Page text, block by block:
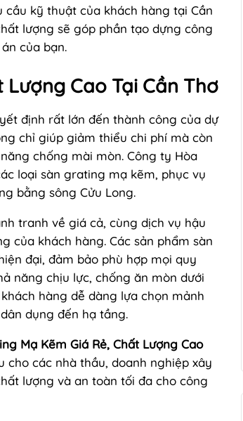
kỹ thuật của khách hàng tại Cần
lượng sẽ góp phần tạo dựng công
của bạn.
Cao Tại Cần Thơ
định rất lớn đến thành công của dự
chỉ giúp giảm thiểu chi phí mà còn
chống mài mòn. Công ty Hòa
loại sàn grating mạ kẽm, phục vụ
bằng sông Cửu Long.
tranh về giá cả, cùng dịch vụ hậu
của khách hàng. Các sản phẩm sàn
đại, đảm bảo phù hợp mọi quy
năng chịu lực, chống ăn mòn dưới
hàng dễ dàng lựa chọn mảnh
dụng đến hạ tầng.
Mạ Kẽm Giá Rẻ, Chất Lượng Cao
các nhà thầu, doanh nghiệp xây
lượng và an toàn tối đa cho công